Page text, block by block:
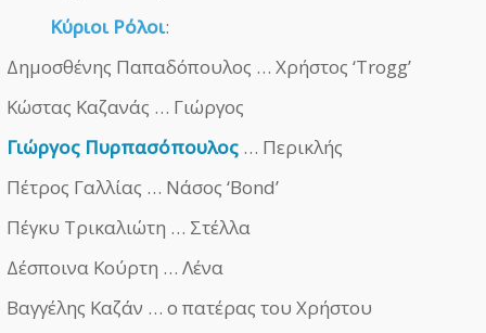
Κύριοι Ρόλοι:
Δημοσθένης Παπαδόπουλος … Χρήστος ‘Trogg’
Κώστας Καζανάς … Γιώργος
Γιώργος Πυρπασόπουλος … Περικλής
Πέτρος Γαλλίας … Νάσος ‘Bond’
Πέγκυ Τρικαλιώτη … Στέλλα
Δέσποινα Κούρτη … Λένα
Βαγγέλης Καζάν … ο πατέρας του Χρήστου